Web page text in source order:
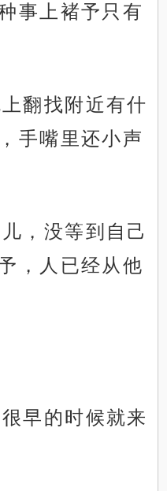
事上褚予只有
翻找附近有什
手嘴里还小声
，没等到自己
，人已经从他
早的时候就来